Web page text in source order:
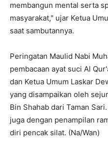
membangun mental serta
masyarakat," ujar Ketua
saat sambutannya.
Peringatan Maulid Nabi
pembacaan ayat suci Al
dan Ketua Umum Laskar
yang disampaikan oleh
Bin Shahab dari Taman
juga dengan penampilan
diri pencak silat. (Na/Wan)